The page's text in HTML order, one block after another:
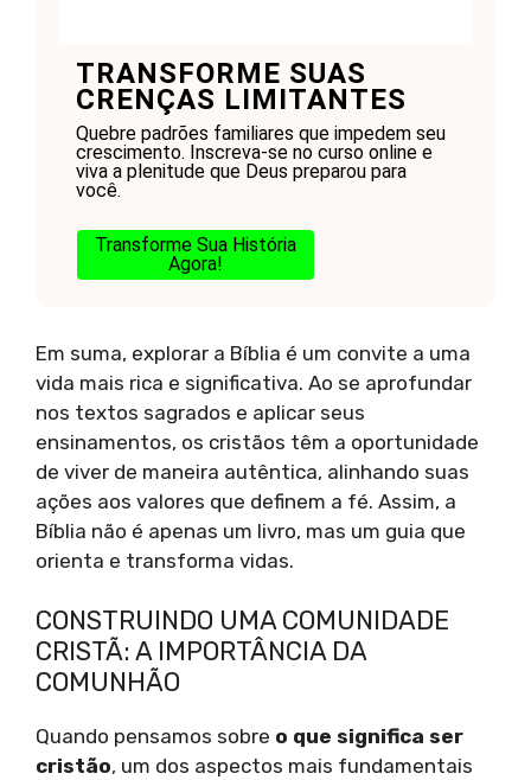
TRANSFORME SUAS
CRENÇAS LIMITANTES
Quebre padrões familiares que impedem seu
crescimento. Inscreva-se no curso online e
viva a plenitude que Deus preparou para
você.
Transforme Sua História
Agora!
Em suma, explorar a Bíblia é um convite a uma
vida mais rica e significativa. Ao se aprofundar
nos textos sagrados e aplicar seus
ensinamentos, os cristãos têm a oportunidade
de viver de maneira autêntica, alinhando suas
ações aos valores que definem a fé. Assim, a
Bíblia não é apenas um livro, mas um guia que
orienta e transforma vidas.
CONSTRUINDO UMA COMUNIDADE
CRISTÃ: A IMPORTÂNCIA DA
COMUNHÃO
Quando pensamos sobre o que significa ser
cristão, um dos aspectos mais fundamentais